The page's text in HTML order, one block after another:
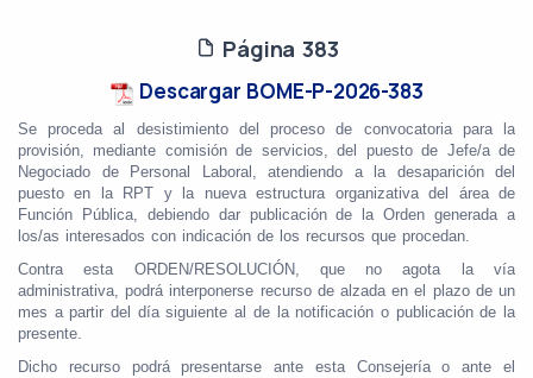
Página 383
Descargar BOME-P-2026-383
Se proceda al desistimiento del proceso de convocatoria para la
provisión, mediante comisión de servicios, del puesto de Jefe/a de
Negociado de Personal Laboral, atendiendo a la desaparición del
puesto en la RPT y la nueva estructura organizativa del área de
Función Pública, debiendo dar publicación de la Orden generada a
los/as interesados con indicación de los recursos que procedan.
Contra esta ORDEN/RESOLUCIÓN, que no agota la vía
administrativa, podrá interponerse recurso de alzada en el plazo de un
mes a partir del día siguiente al de la notificación o publicación de la
presente.
Dicho recurso podrá presentarse ante esta Consejería o ante el